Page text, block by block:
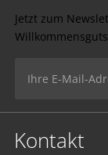
Jetzt zum
Kontakt